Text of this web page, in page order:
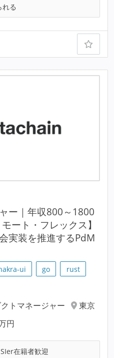
る
ー｜年収800～1800
ート・フレックス】
実装を推進するPdM
ui go
rust
トマネージャー
東京
円
SIer在籍者歓迎